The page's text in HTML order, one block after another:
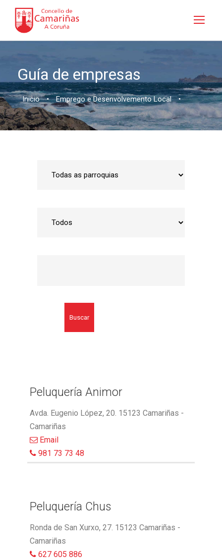
Guía de empresas
Inicio • Emprego e Desenvolvemento Local •
Buscar
Peluquería Animor
Avda. Eugenio López, 20. 15123 Camariñas -
Camariñas
Email
981 73 73 48
Peluquería Chus
Ronda de San Xurxo, 27. 15123 Camariñas -
Camariñas
627 605 886